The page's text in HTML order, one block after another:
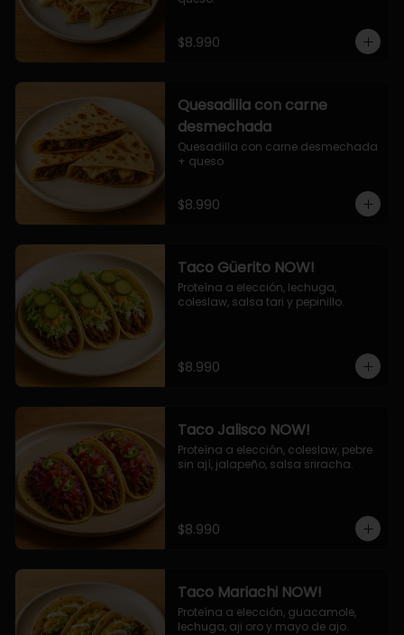
$8.990
Quesadilla con carne
desmechada
Quesadilla con carne desmechada
+ queso
$8.990
Taco Güerito NOW!
Proteína a elección, lechuga,
coleslaw, salsa tari y pepinillo.
$8.990
Taco Jalisco NOW!
Proteína a elección, coleslaw, pebre
sin ají, jalapeño, salsa sriracha.
$8.990
Taco Mariachi NOW!
Proteína a elección, guacamole,
lechuga, aji oro y mayo de ajo.